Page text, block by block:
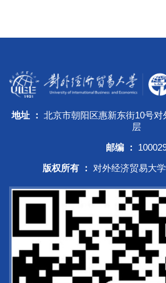
地址 ： 北京市朝阳区惠新东街10号
层
邮编 ：
版权所有 ：
对外经济贸易大